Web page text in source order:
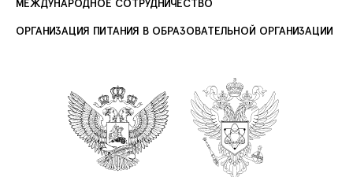
МЕЖДУНАРОДНОЕ СОТРУДНИЧЕСТВО
ОРГАНИЗАЦИЯ ПИТАНИЯ В ОБРАЗОВАТЕЛЬНОЙ ОРГАНИЗАЦИИ